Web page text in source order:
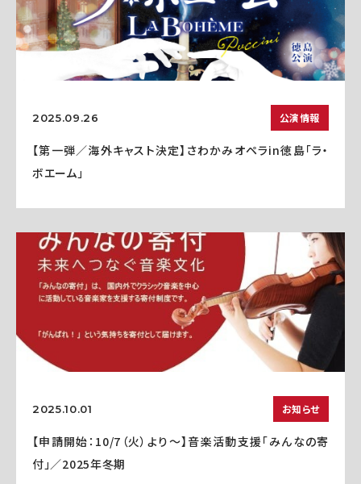
2025.09.26 公演情報
【第一弾／海外キャスト決定】さわかみオペラin徳島「ラ・
ボエーム」
2025.10.01 お知らせ
【申請開始：10/7（火）より～】音楽活動支援「みんなの寄
付」／2025年冬期